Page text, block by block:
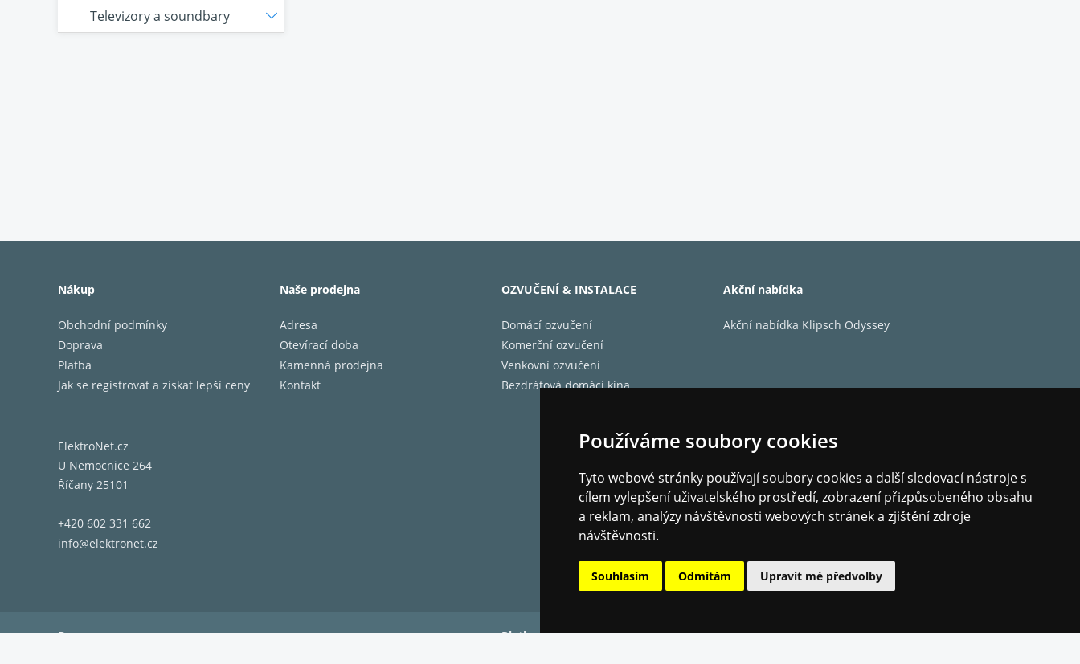
Používáme soubory cookies
Tyto webové stránky používají soubory cookies a další sledovací nástroje s
cílem vylepšení uživatelského prostředí, zobrazení přizpůsobeného obsahu
a reklam, analýzy návštěvnosti webových stránek a zjištění zdroje
návštěvnosti.
Souhlasím Odmítám Upravit mé předvolby
Televizory a soundbary
Nákup
Obchodní podmínky
Doprava
Platba
Jak se registrovat a získat lepší ceny
Naše prodejna
Adresa
Otevírací doba
Kamenná prodejna
Kontakt
OZVUČENÍ & INSTALACE
Domácí ozvučení
Komerční ozvučení
Venkovní ozvučení
Bezdrátová domácí kina
Akční nabídka
Akční nabídka Klipsch Odyssey
ElektroNet.cz
U Nemocnice 264
Říčany 25101
+420 602 331 662
info@elektronet.cz
Doprava Platba